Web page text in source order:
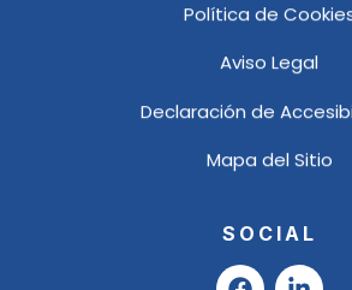
Política de
Aviso Legal
Declaración de
Mapa del Sitio
SOCIAL
F
L